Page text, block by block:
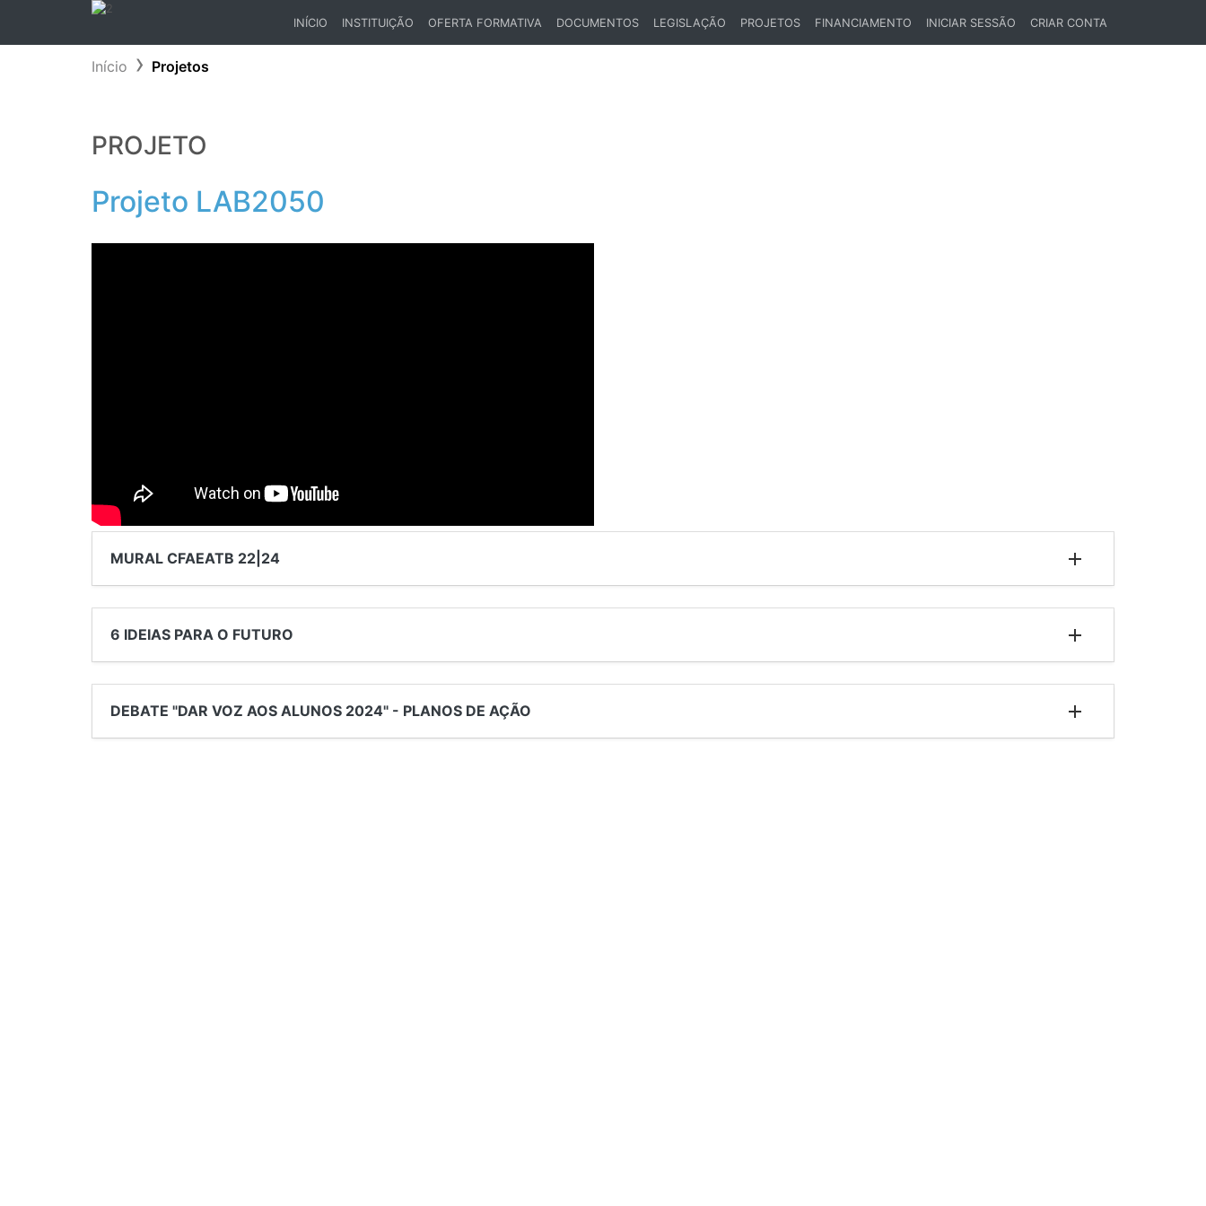
INÍCIO
INSTITUIÇÃO OFERTA FORMATIVA DOCUMENTOS LEGISLAÇÃO PROJETOS FINANCIAMENTO INICIAR SESSÃO CRIAR CONTA
Início Projetos
PROJETO
Projeto LAB2050
MURAL CFAEATB 22|24
6 IDEIAS PARA O FUTURO
DEBATE "DAR VOZ AOS ALUNOS 2024" - PLANOS DE AÇÃO